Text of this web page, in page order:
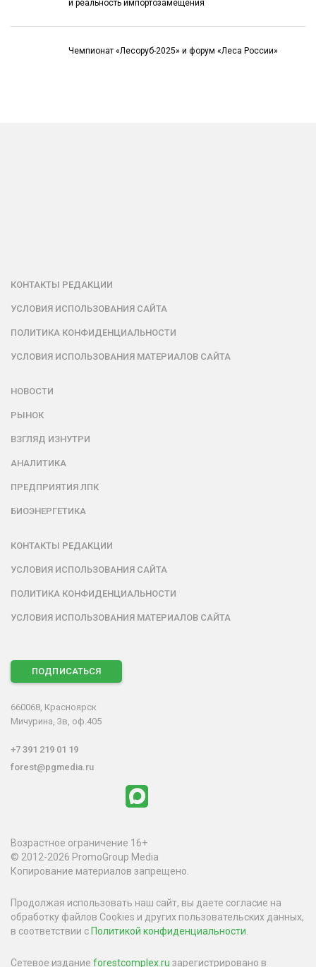
и реальность импортозамещения
Чемпионат «Лесоруб-2025» и форум «Леса России»
КОНТАКТЫ РЕДАКЦИИ
УСЛОВИЯ ИСПОЛЬЗОВАНИЯ САЙТА
ПОЛИТИКА КОНФИДЕНЦИАЛЬНОСТИ
УСЛОВИЯ ИСПОЛЬЗОВАНИЯ МАТЕРИАЛОВ САЙТА
НОВОСТИ
РЫНОК
ВЗГЛЯД ИЗНУТРИ
АНАЛИТИКА
ПРЕДПРИЯТИЯ ЛПК
БИОЭНЕРГЕТИКА
КОНТАКТЫ РЕДАКЦИИ
УСЛОВИЯ ИСПОЛЬЗОВАНИЯ САЙТА
ПОЛИТИКА КОНФИДЕНЦИАЛЬНОСТИ
УСЛОВИЯ ИСПОЛЬЗОВАНИЯ МАТЕРИАЛОВ САЙТА
ПОДПИСАТЬСЯ
660068, Красноярск
Мичурина, 3в, оф.405
+7 391 219 01 19
forest@pgmedia.ru
Возрастное ограничение 16+
© 2012-2026 PromoGroup Media
Копирование материалов запрещено.
Продолжая использовать наш сайт, вы даете согласие на
обработку файлов Cookies и других пользовательских данных,
в соответствии сПолитикой конфиденциальности
Сетевое издание forestcomplex.ru зарегистрировано в